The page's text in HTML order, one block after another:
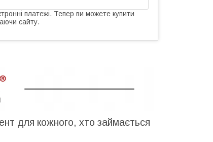
платежі. Тепер ви можете купити
сайту.
для кожного, хто займається